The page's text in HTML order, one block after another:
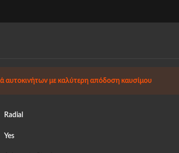
αυτοκινήτων με καλύτερη απόδοση καυσίμου
Radial
Yes